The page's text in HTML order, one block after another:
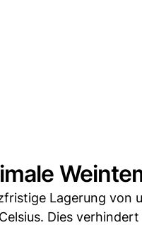
Lagerung von
Celsius. Dies